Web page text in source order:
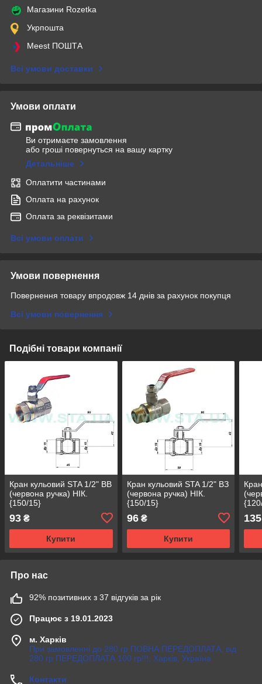
Магазини Rozetka
Укрпошта
Meest ПОШТА
Всі умови доставки
Умови оплати
Ви отримаєте замовлення
або гроші повернуться на вашу картку
Детальніше
Оплатити частинами
Оплата на рахунок
Оплата за реквізитами
Всі умови оплати
Умови повернення
Повернення товару впродовж 14 днів за рахунок покупця
Всі умови повернення
Подібні товари компанії
Кран кульовий STA 1/2" ВВ
(червона ручка) НІК.
{150/15}
93 ₴
Купити
Кран кульовий STA 1/2" ВЗ
(червона ручка) НІК.
{150/15}
96₴
Купити
135
Про нас
92% позитивних з 37 відгуків за рік
Працює з 19.01.2023
м. Харків
При замовленні до 280 гр ПОВНА ПЕРЕДОПЛАТА, від
280 гр ПЕРЕДОПЛАТА 100 гр!!!, Харків, Україна
Контакти